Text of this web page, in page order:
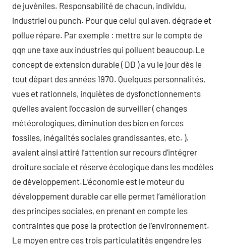
de juvéniles. Responsabilité de chacun, individu,
industriel ou punch. Pour que celui qui aven, dégrade et
pollue répare. Par exemple : mettre sur le compte de
qqn une taxe aux industries qui polluent beaucoup.Le
concept de extension durable ( DD ) a vu le jour dès le
tout départ des années 1970. Quelques personnalités,
vues et rationnels, inquiètes de dysfonctionnements
qu’elles avaient l’occasion de surveiller ( changes
météorologiques, diminution des bien en forces
fossiles, inégalités sociales grandissantes, etc. ),
avaient ainsi attiré l’attention sur recours d’intégrer
droiture sociale et réserve écologique dans les modèles
de développement.L’économie est le moteur du
développement durable car elle permet l’amélioration
des principes sociales, en prenant en compte les
contraintes que pose la protection de l’environnement.
Le moyen entre ces trois particulatités engendre les